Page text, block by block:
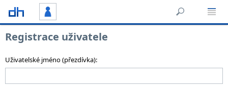
Registrace uživatele
Uživatelské jméno (přezdívka):